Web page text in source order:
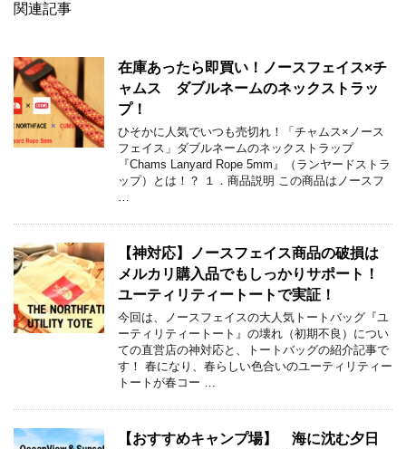
関連記事
在庫あったら即買い！ノースフェイス×チ
ャムス ダブルネームのネックストラッ
プ！
ひそかに人気でいつも売切れ！「チャムス×ノース
フェイス」ダブルネームのネックストラップ
『Chams Lanyard Rope 5mm』（ランヤードストラ
ップ）とは！？ １．商品説明 この商品はノースフ
…
【神対応】ノースフェイス商品の破損は
メルカリ購入品でもしっかりサポート！
ユーティリティートートで実証！
今回は、ノースフェイスの大人気トートバッグ『ユ
ーティリティートート』の壊れ（初期不良）につい
ての直営店の神対応と、トートバッグの紹介記事で
す！ 春になり、春らしい色合いのユーティリティー
トートが春コー …
【おすすめキャンプ場】 海に沈む夕日